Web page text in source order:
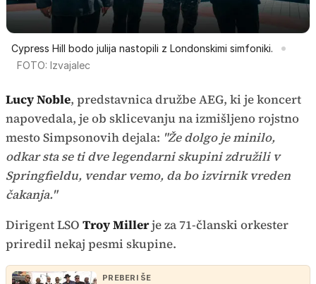
Cypress Hill bodo julija nastopili z Londonskimi simfoniki.
FOTO: Izvajalec
Lucy Noble, predstavnica družbe AEG, ki je koncert
napovedala, je ob sklicevanju na izmišljeno rojstno
mesto Simpsonovih dejala: "Že dolgo je minilo,
odkar sta se ti dve legendarni skupini združili v
Springfieldu, vendar vemo, da bo izvirnik vreden
čakanja."
Dirigent LSO Troy Millerje za 71-članski orkester
priredil nekaj pesmi skupine.
PREBERI ŠE